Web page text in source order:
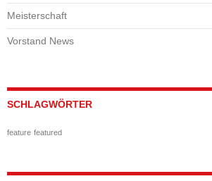
Meisterschaft
Vorstand News
SCHLAGWÖRTER
feature featured